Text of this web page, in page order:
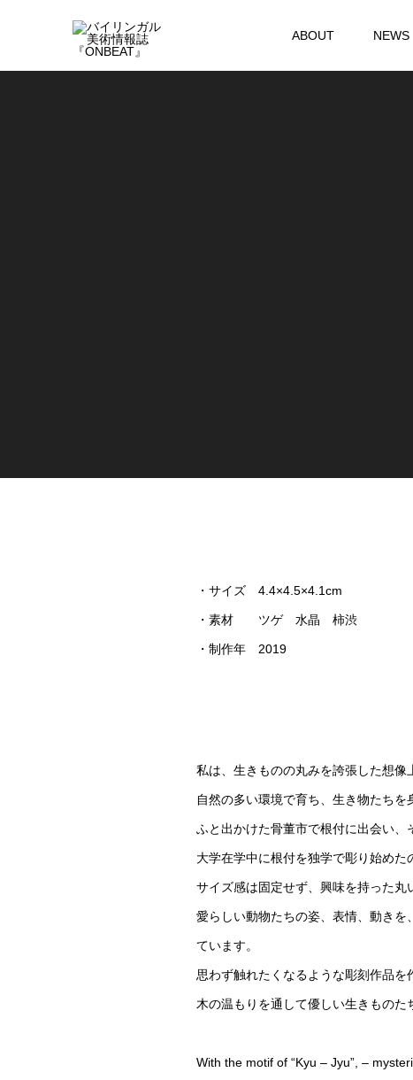
ABOUT NEWS
・サイズ 4.4×4.5×4.1cm
・素材 ツゲ 水晶 柿渋
・制作年 2019
私は、生きものの丸みを誇張した想像
自然の多い環境で育ち、生き物たちを
ふと出かけた骨董市で根付に出会い、
大学在学中に根付を独学で彫り始めた
サイズ感は固定せず、興味を持った丸
愛らしい動物たちの姿、表情、動き
ています。
思わず触れたくなるような彫刻作品を
木の温もりを通して優しい生きものた
With the motif of “Kyu – Jyu”, –